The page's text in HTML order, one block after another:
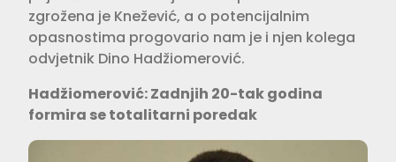
zgrožena je Knežević, a o potencijalnim
opasnostima progovario nam je i njen kolega
odvjetnik Dino Hadžiomerović.
Hadžiomerović: Zadnjih 20-tak godina
formira se totalitarni poredak